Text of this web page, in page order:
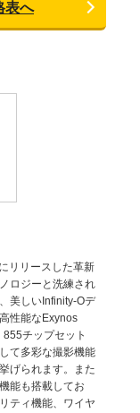
表へ
リリースした革新
ロジーと洗練され
美しいInfinity-Oデ
性能なExynos
チップセット
て多彩な撮影機能
げられます。また
能も搭載してお
ティ機能、ワイヤ